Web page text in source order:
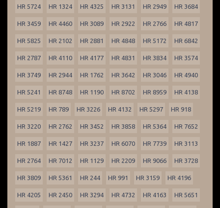
HR 5724 HR 1324 HR 4325 HR 3131 HR 2949 HR 3684
HR 3459 HR 4460 HR 3089 HR 2922 HR 2766 HR 4817
HR 5825 HR 2102 HR 2881 HR 4848 HR 5172 HR 6842
HR 2787 HR 4110 HR 4177 HR 4831 HR 3834 HR 3574
HR 3749 HR 2944 HR 1762 HR 3642 HR 3046 HR 4940
HR 5241 HR 8748 HR 1190 HR 8702 HR 8959 HR 4138
HR 5219 HR 789 HR 3226 HR 4132 HR 5297 HR 918
HR 3220 HR 2762 HR 3452 HR 3858 HR 5364 HR 7652
HR 1887 HR 1427 HR 3237 HR 6070 HR 7739 HR 3113
HR 2764 HR 7012 HR 1129 HR 2209 HR 9066 HR 3728
HR 3809 HR 5361 HR 244 HR 991 HR 3159 HR 4196
HR 4205 HR 2450 HR 3294 HR 4732 HR 4163 HR 5651